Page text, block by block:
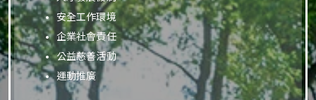
安全工作環境
企業社會責任
公益慈善活動
運動推廣